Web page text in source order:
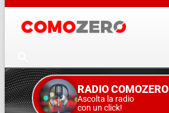
RADIO COMOZERO
Ascolta la radio
con un click!